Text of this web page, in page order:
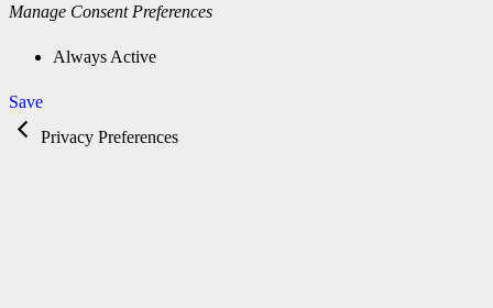
Manage Consent Preferences
Always Active
Save
Privacy Preferences